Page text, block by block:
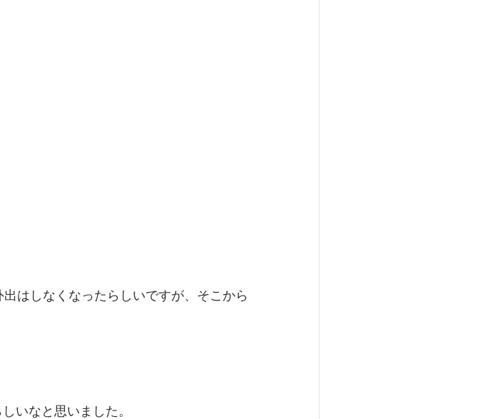
はしなくなったらしいですが、そこから
いなと思いました。